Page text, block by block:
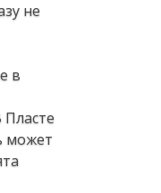
не
в
может